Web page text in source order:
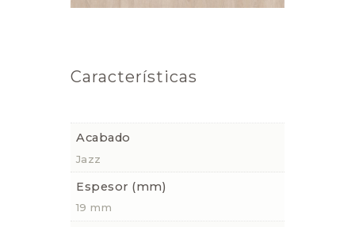
Características
Acabado
Jazz
Espesor (mm)
19 mm